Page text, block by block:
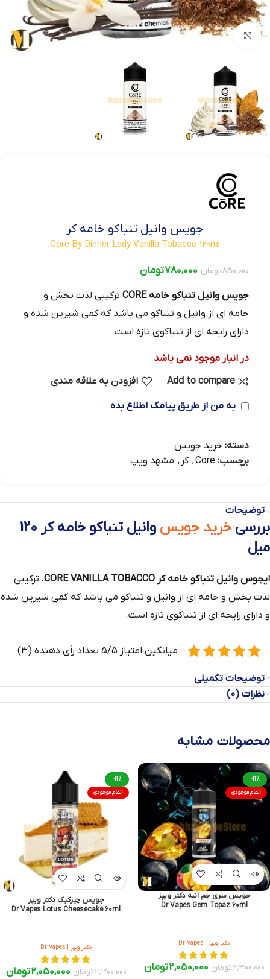
بزرگنمایی تصویر
جویس وانیل تنباکو خامه کر
Core By Dinner Lady Vanilla Tobacco 120ml
850,000تومان 780,000تومان
جویس وانیل تنباکو خامه CORE
ترکیبی لذت بخش و
خامه ای از وانیل و تنباکو می باشد که کمی شیرین شده و
دارای رایحه ای از تنباکوی تازه است.
در انبار موجود نمی باشد
Add to compare
افزودن به علاقه مندی
به من از طریق پیامک اطلاع بده
دسته: خرید جویس
برچسب: Core
, کر , مشهد ویپ
توضیحات
بررسی خرید جویس
وانیل تنباکو خامه کر 120
میل
ایجوس وانیل تنباکو خامه کر CORE VANILLA TOBACCO
، ترکیبی
لذت بخش و خامه ای از وانیل و تنباکو می باشد که کمی شیرین شده
و دارای رایحه ای از تنباکوی تازه است.
میانگین امتیاز 5/5 تعداد رأی دهنده (3)
توضیحات تکمیلی
نظرات (0)
محصولات مشابه
-11%
اتمام موجودی
جویس سری جم انبه دکتر ویپز
Dr Vapes Gem Topaz 60ml
دکتر ویپز | Dr Vapes
2,300,000تومان 2,050,000تومان
-11%
اتمام موجودی
جویس چیزکیک دکتر ویپز
Dr Vapes Lotus Cheesecake 60ml
دکتر ویپز | Dr Vapes
2,300,000تومان 2,050,000تومان